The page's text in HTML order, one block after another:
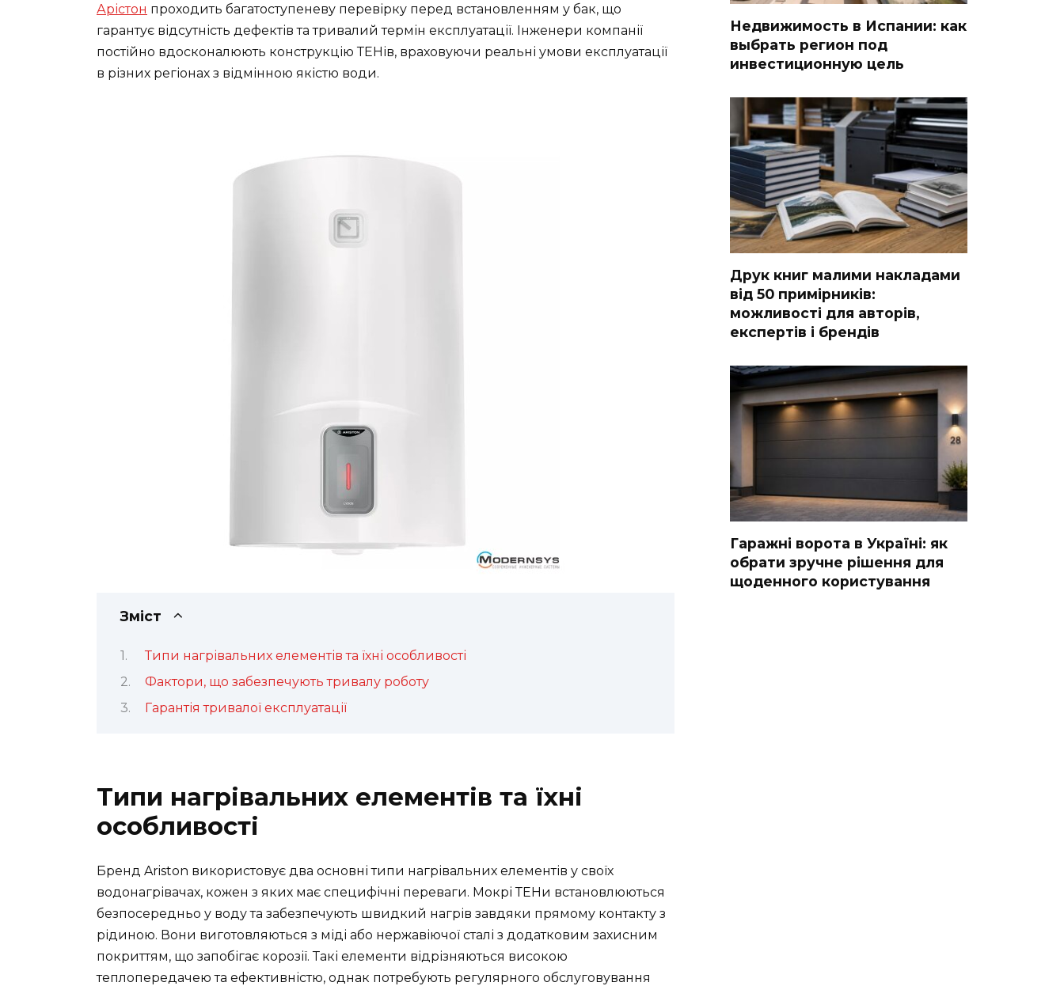
Арістон проходить багатоступеневу перевірку перед встановленням у бак, що
гарантує відсутність дефектів та тривалий термін експлуатації. Інженери компанії
постійно вдосконалюють конструкцію ТЕНів, враховуючи реальні умови експлуатації
в різних регіонах з відмінною якістю води.
Зміст
Типи нагрівальних елементів та їхні особливості
Фактори, що забезпечують тривалу роботу
Гарантія тривалої експлуатації
Типи нагрівальних елементів та їхні
особливості
Бренд Ariston використовує два основні типи нагрівальних елементів у своїх
водонагрівачах, кожен з яких має специфічні переваги. Мокрі ТЕНи встановлюються
безпосередньо у воду та забезпечують швидкий нагрів завдяки прямому контакту з
рідиною. Вони виготовляються з міді або нержавіючої сталі з додатковим захисним
покриттям, що запобігає корозії. Такі елементи відрізняються високою
теплопередачею та ефективністю, однак потребують регулярного обслуговування
Недвижимость в Испании: как
выбрать регион под
инвестиционную цель
Друк книг малими накладами
від 50 примірників:
можливості для авторів,
експертів і брендів
Гаражні ворота в Україні: як
обрати зручне рішення для
щоденного користування